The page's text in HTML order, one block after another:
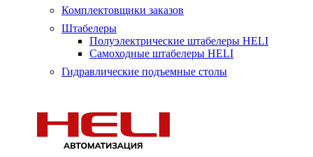
Комплектовщики заказов
Штабелеры
Полуэлектрические штабелеры HELI
Самоходные штабелеры HELI
Гидравлические подъемные столы